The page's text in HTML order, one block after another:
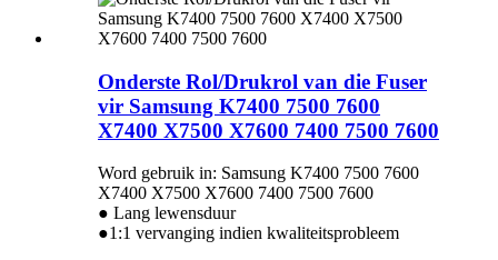
Onderste Rol/Drukrol van die Fuser
vir Samsung K7400 7500 7600
X7400 X7500 X7600 7400 7500 7600
Word gebruik in: Samsung K7400 7500 7600
X7400 X7500 X7600 7400 7500 7600
● Lang lewensduur
●1:1 vervanging indien kwaliteitsprobleem